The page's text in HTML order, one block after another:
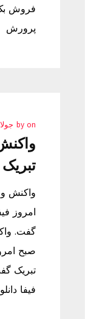
فروش
پرورش
by on جولای
تبریک
واکنش
امروز
گفت.
صبح
تبریک
فیفا